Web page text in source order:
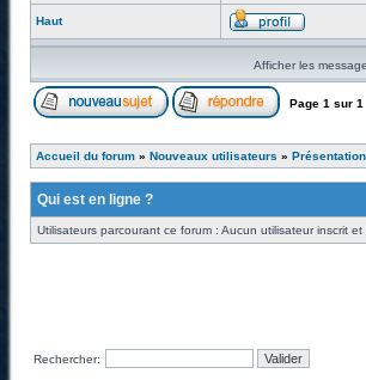
Haut
Afficher les
Page 1 sur 1
Accueil du forum » Nouveaux utilisateurs »
Qui est en ligne ?
Utilisateurs parcourant ce forum : Aucun utilisateur inscrit et
Rechercher: